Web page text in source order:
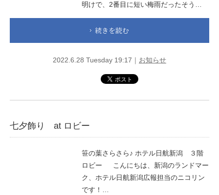
明けで、2番目に短い梅雨だったそう…
続きを読む
2022.6.28 Tuesday 19:17｜ お知らせ
七夕飾り at ロビー
笹の葉さらさら♪ ホテル日航新潟 ３階
ロビー こんにちは、新潟のランドマー
ク、ホテル日航新潟広報担当のニコリン
です！…